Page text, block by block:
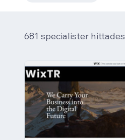
681 specialister hittades